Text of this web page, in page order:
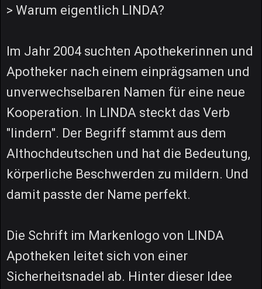
> Warum eigentlich LINDA?
Im Jahr 2004 suchten Apothekerinnen und
Apotheker nach einem einprägsamen und
unverwechselbaren Namen für eine neue
Kooperation. In LINDA steckt das Verb
"lindern". Der Begriff stammt aus dem
Althochdeutschen und hat die Bedeutung,
körperliche Beschwerden zu mildern. Und
damit passte der Name perfekt.
Die Schrift im Markenlogo von LINDA
Apotheken leitet sich von einer
Sicherheitsnadel ab. Hinter dieser Idee